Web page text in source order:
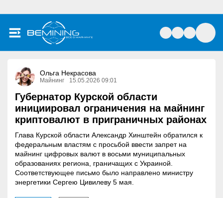
Ольга Некрасова
Майнинг 15.05.2026 09:01
Губернатор Курской области
инициировал ограничения на майнинг
криптовалют в приграничных районах
Глава Курской области Александр Хинштейн обратился к
федеральным властям с просьбой ввести запрет на
майнинг цифровых валют в восьми муниципальных
образованиях региона, граничащих с Украиной.
Соответствующее письмо было направлено министру
энергетики Сергею Цивилеву 5 мая.